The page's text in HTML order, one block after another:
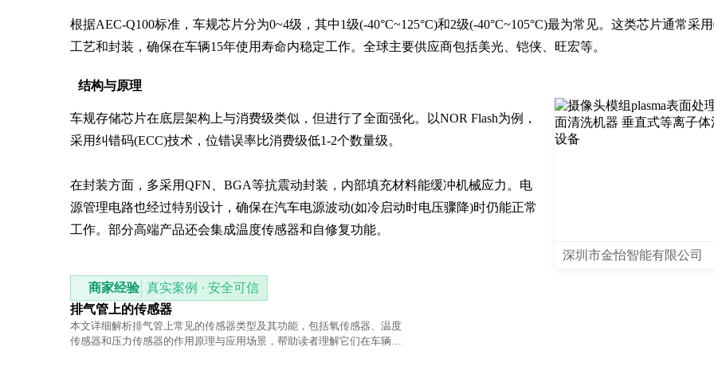
根据AEC-Q100标准，车规芯片分为0~4级，其中1级(-40°C~125°C)和2级(-40°C~105°C)最为常见。这类芯片通常采
工艺和封装，确保在车辆15年使用寿命内稳定工作。全球主要供应商包括美光、铠侠、旺宏等。
结构与原理
深圳市金怡智能有限公司
车规存储芯片在底层架构上与消费级类似，但进行了全面强化。以NOR Flash为例，
采用纠错码(ECC)技术，位错误率比消费级低1-2个数量级。
在封装方面，多采用QFN、BGA等抗震动封装，内部填充材料能缓冲机械应力。电
源管理电路也经过特别设计，确保在汽车电源波动(如冷启动时电压骤降)时仍能正常
工作。部分高端产品还会集成温度传感器和自修复功能。
商家经验 真实案例 · 安全可信
排气管上的传感器
本文详细解析排气管上常见的传感器类型及其功能，包括氧传感器、温度
传感器和压力传感器的作用原理与应用场景，帮助读者理解它们在车辆系